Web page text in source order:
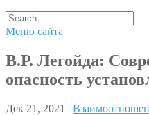
Меню сайта
В.Р. Легойда:
опасность
Дек 21, 2021 |